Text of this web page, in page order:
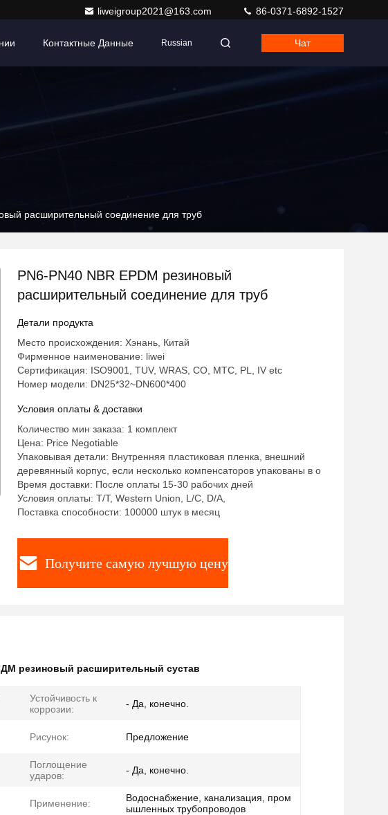
liweigroup2021@163.com 86-0371-6892-1527
Контактные Данные Russian Чат
расширительный соединение для труб
PN6-PN40 NBR EPDM резиновый
расширительный соединение для труб
Детали продукта
Место происхождения: Хэнань, Китай
Фирменное наименование: liwei
Сертификация: ISO9001, TUV, WRAS, CO, MTC, PL, IV etc
Номер модели: DN25*32~DN600*400
Условия оплаты & доставки
Количество мин заказа: 1 комплект
Цена: Price Negotiable
Упаковывая детали: Внутренняя пластиковая пленка, внешний
деревянный корпус, если несколько компенсаторов упакованы в о
Время доставки: После оплаты 15-30 рабочих дней
Условия оплаты: T/T, Western Union, L/C, D/A,
Поставка способности: 100000 штук в месяц
Получите самую лучшую цену
резиновый расширительный сустав
Устойчивость к
коррозии:
- Да, конечно.
Рисунок: Предложение
Поглощение
ударов:
- Да, конечно.
Применение:
Водоснабжение, канализация, пром
ышленных трубопроводов